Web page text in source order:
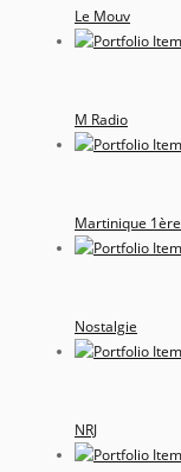
Le Mouv
M Radio
Martinique 1ère
Nostalgie
NRJ